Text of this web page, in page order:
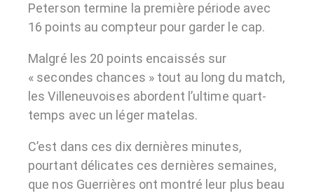
Peterson termine la première période avec
16 points au compteur pour garder le cap.
Malgré les 20 points encaissés sur
« secondes chances » tout au long du match,
les Villeneuvoises abordent l’ultime quart-
temps avec un léger matelas.
C’est dans ces dix dernières minutes,
pourtant délicates ces dernières semaines,
que nos Guerrières ont montré leur plus beau